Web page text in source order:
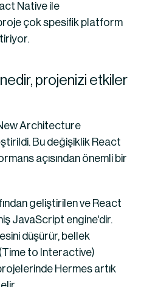
Native ile
çok spesifik platform
projenizi etkiler
Architecture
Bu değişiklik React
açısından önemli bir
geliştirilen ve React
JavaScript engine'dir.
düşürür, bellek
(Time to Interactive)
Hermes artık